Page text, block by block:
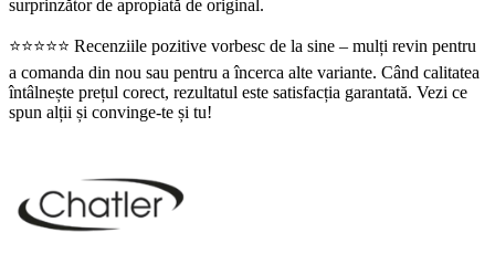
surprinzător de apropiată de original.
⭐️⭐️⭐️⭐️⭐️ Recenziile pozitive vorbesc de la sine – mulți revin pentru
a comanda din nou sau pentru a încerca alte variante. Când calitatea
întâlnește prețul corect, rezultatul este satisfacția garantată. Vezi ce
spun alții și convinge-te și tu!